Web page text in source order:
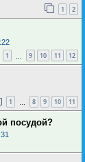
1 2
1 9 10 11 12
1 8 9 10 11
посудой?